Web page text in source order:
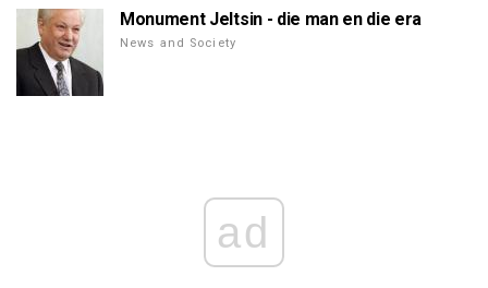
Monument Jeltsin - die man en die era
News and Society
ad